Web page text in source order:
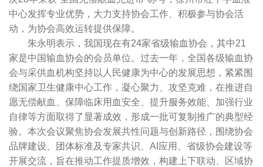
中心发挥专业优势，大力支持协会工作、积极参与协会活
动，为协会高效运转提供保障。
朱永明表示，我国现在有24家省级输血协会，其中21
家是中国输血协会的会员单位。过去一年，全国各级输血协
会与采供血机构坚持以人民健康为中心的发展思想，紧紧围
绕国家卫生健康中心工作，凝心聚力、攻坚克难，在推进自
愿无偿献血、保障临床用血安全、提升服务效能、加强行业
自律等方面取得了显著成效，形成一批可复制推广的典型经
验。本次会议聚焦协会发展共性问题与创新路径，围绕协会
品牌建设、团体标准及专家共识、AI应用、省级协会建设等
开展交流，旨在推动工作提质增效，构建上下联动、区域协